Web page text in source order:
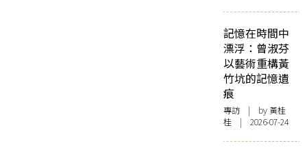
記憶在時間中
漂浮：曾淑芬
以藝術重構黃
竹坑的記憶遺
痕
專訪 | by 黃桂
桂 | 2026-07-24